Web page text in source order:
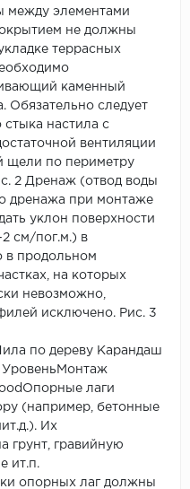
между элементами
не должны
террасных
каменный
Обязательно следует
стыка настила с
вентиляции
щели по периметру
2 Дренаж (отвод воды
дренажа при монтаже
уклон поверхности
2 см/пог.м.) в
в продольном
на которых
невозможно,
исключено. Рис. 3
по дереву Карандаш
УровеньМонтаж
лаги
(например, бетонные
Их
грунт, гравийную
ит.п.
опорных лаг должны